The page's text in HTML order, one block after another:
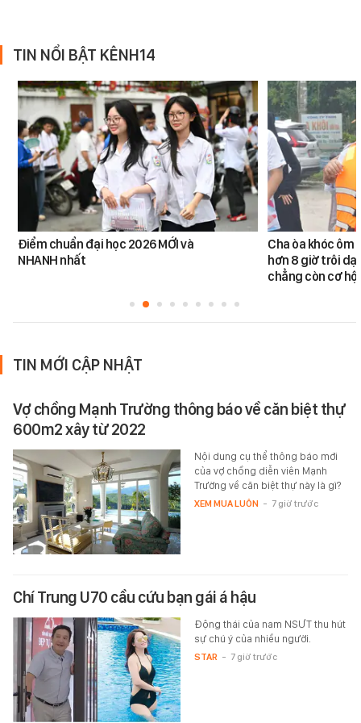
TIN NỔI BẬT KÊNH14
Điểm chuẩn đại học 2026 MỚI và
NHANH nhất
Cha òa khóc ôm
hơn 8 giờ trôi
chẳng còn cơ
TIN MỚI CẬP NHẬT
Vợ chồng Mạnh Trường thông báo về căn biệt thự
600m2 xây từ 2022
Nội dung cụ thể thông báo mới
của vợ chồng diễn viên Mạnh
Trường về căn biệt thự này là gì?
XEM MUA LUÔN - 7 giờ trước
Chí Trung U70 cầu cứu bạn gái á hậu
Động thái của nam NSƯT thu hút
sự chú ý của nhiều người.
STAR - 7 giờ trước